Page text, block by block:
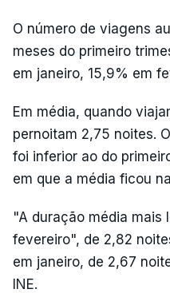
O número de viagens
meses do primeiro
em janeiro, 15,9% em
Em média, quando
pernoitam 2,75 noites.
foi inferior ao do
em que a média ficou
"A duração média mais
fevereiro", de 2,82
em janeiro, de 2,67
INE.